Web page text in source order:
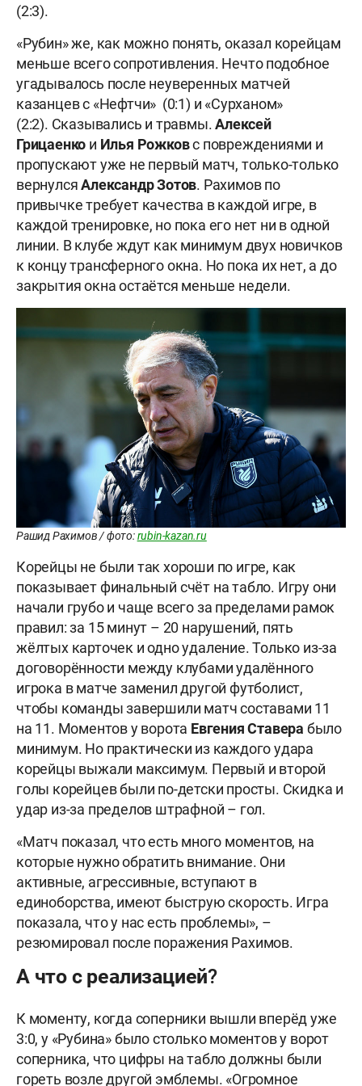
(2:3).
«Рубин» же, как можно понять, оказал корейцам
меньше всего сопротивления. Нечто подобное
угадывалось после неуверенных матчей
казанцев с «Нефтчи» (0:1) и «Сурханом»
(2:2). Сказывались и травмы.Алексей
Грицаенко и Илья Рожковс повреждениями и
пропускают уже не первый матч, только-только
вернулсяАлександр Зотов. Рахимов по
привычке требует качества в каждой игре, в
каждой тренировке, но пока его нет ни в одной
линии. В клубе ждут как минимум двух новичков
к концу трансферного окна. Но пока их нет, а до
закрытия окна остаётся меньше недели.
Рашид Рахимов / фото:rubin-kazan.ru
Корейцы не были так хороши по игре, как
показывает финальный счёт на табло. Игру они
начали грубо и чаще всего за пределами рамок
правил: за 15 минут – 20 нарушений, пять
жёлтых карточек и одно удаление. Только из-за
договорённости между клубами удалённого
игрока в матче заменил другой футболист,
чтобы команды завершили матч составами 11
на 11. Моментов у ворота Евгения Ставера было
минимум. Но практически из каждого удара
корейцы выжали максимум. Первый и второй
голы корейцев были по-детски просты. Скидка и
удар из-за пределов штрафной – гол.
«Матч показал, что есть много моментов, на
которые нужно обратить внимание. Они
активные, агрессивные, вступают в
единоборства, имеют быструю скорость. Игра
показала, что у нас есть проблемы», –
резюмировал после поражения Рахимов.
А что с реализацией?
К моменту, когда соперники вышли вперёд уже
3:0, у «Рубина» было столько моментов у ворот
соперника, что цифры на табло должны были
гореть возле другой эмблемы. «Огромное